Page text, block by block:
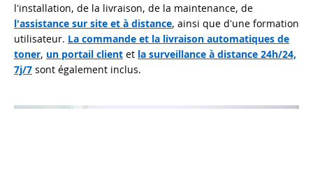
l'installation, de la livraison, de la maintenance, de
l'assistance sur site et à distance, ainsi que d'une formation
utilisateur. La commande et la livraison automatiques de
toner, un portail client et la surveillance à distance 24h/24,
7j/7 sont également inclus.